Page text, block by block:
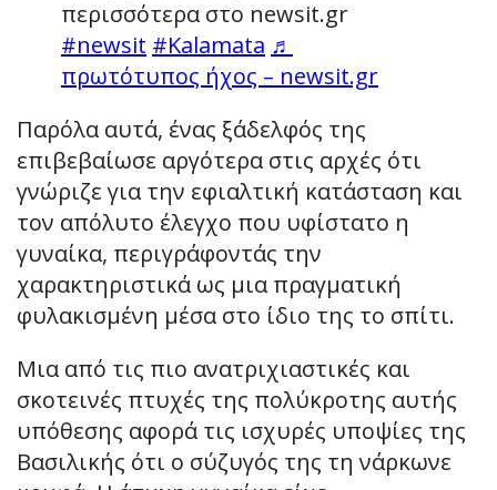
περισσότερα στο newsit.gr
#newsit #Kalamata ♬
πρωτότυπος ήχος – newsit.gr
Παρόλα αυτά, ένας ξάδελφός της
επιβεβαίωσε αργότερα στις αρχές ότι
γνώριζε για την εφιαλτική κατάσταση και
τον απόλυτο έλεγχο που υφίστατο η
γυναίκα, περιγράφοντάς την
χαρακτηριστικά ως μια πραγματική
φυλακισμένη μέσα στο ίδιο της το σπίτι.
Μια από τις πιο ανατριχιαστικές και
σκοτεινές πτυχές της πολύκροτης αυτής
υπόθεσης αφορά τις ισχυρές υποψίες της
Βασιλικής ότι ο σύζυγός της τη νάρκωνε